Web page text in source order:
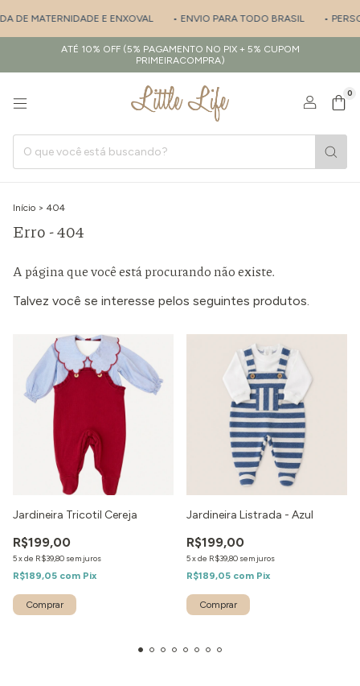
DE MATERNIDADE E ENXOVAL • ENVIO PARA TODO BRASIL •
ATÉ 10% OFF (5% PAGAMENTO NO PIX + 5% CUPOM
PRIMEIRACOMPRA)
0
Início > 404
Erro - 404
A página que você está procurando não existe.
Talvez você se interesse pelos seguintes produtos.
Jardineira Tricotil Cereja
R$199,00
5xde R$39,80 sem juros
R$189,05 com Pix
Comprar
Jardineira Listrada - Azul
R$199,00
5xde R$39,80 sem juros
R$189,05 com Pix
Comprar